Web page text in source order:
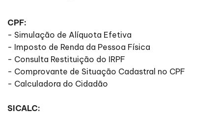
CPF:
- Simulação de Alíquota Efetiva
- Imposto de Renda da Pessoa Física
- Consulta Restituição do IRPF
- Comprovante de Situação Cadastral no CPF
- Calculadora do Cidadão
SICALC: